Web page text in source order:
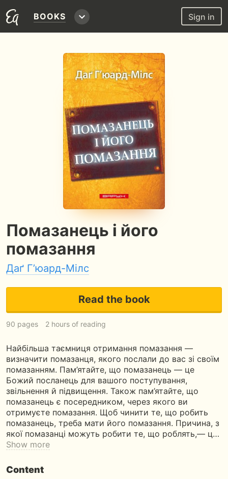
BOOKS Sign in
Помазанець і його
помазання
Даґ Г’юард-Мілс
Read the book
90 pages 2 hours of reading
Найбільша таємниця отримання помазання —
визначити помазанця, якого послали до вас зі своїм
помазанням. Пам’ятайте, що помазанець — це
Божий посланець для вашого поступування,
звільнення й підвищення. Також пам’ятайте, що
помазанець є посередником, через якого ви
отримуєте помазання. Щоб чинити те, що робить
помазанець, треба мати його помазання. Причина, з
якої помазанці можуть робити те, що роблять,— ц…
Show more
Content